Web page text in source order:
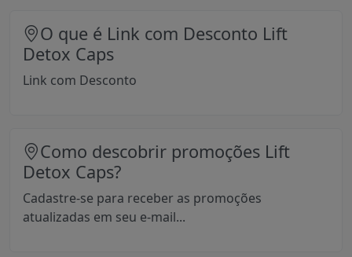
O que é Link com Desconto Lift
Detox Caps
Link com Desconto
Como descobrir promoções Lift
Detox Caps?
Cadastre-se para receber as promoções
atualizadas em seu e-mail...